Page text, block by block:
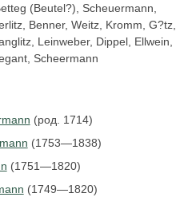
(Beutel?), Scheuermann,
Benner, Weitz, Kromm, G?tz,
Leinweber, Dippel, Ellwein,
Scheermann
(род. 1714)
(1753—1838)
(1751—1820)
(1749—1820)